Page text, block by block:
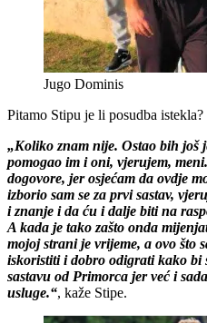
Jugo Dominis
Pitamo Stipu je li posudba istekla?
„Koliko znam nije. Ostao bih još
pomogao im i oni, vjerujem,
dogovore, jer osjećam da ovdje
izborio sam se za prvi sastav,
i znanje i da ću i dalje biti na
A kada je tako zašto onda
mojoj strani je vrijeme, a ovo što
iskoristiti i dobro odigrati kako bi
sastavu od Primorca jer već i
usluge.“, kaže Stipe.